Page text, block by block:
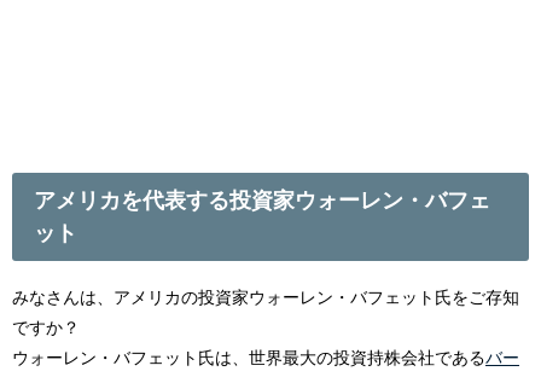
アメリカを代表する投資家ウォーレン・バフェ
ット
みなさんは、アメリカの投資家ウォーレン・バフェット氏をご存知
ですか？
ウォーレン・バフェット氏は、世界最大の投資持株会社であるバー